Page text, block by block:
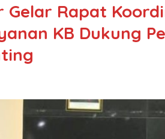
Gelar Rapat
KB Dukung